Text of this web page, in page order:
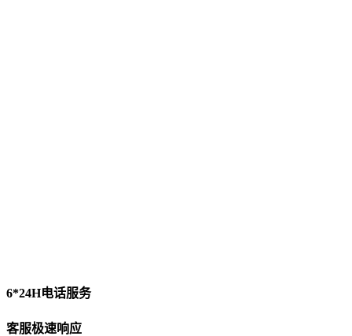
6*24H电话服务
客服极速响应